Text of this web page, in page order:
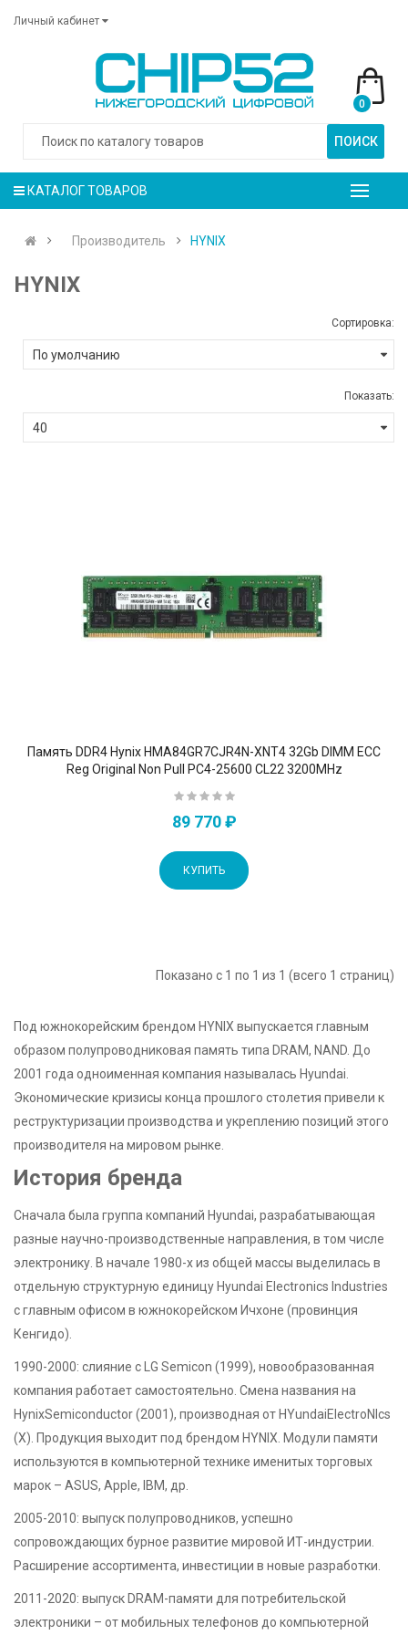
Личный кабинет
ПОИСК
0
КАТАЛОГ ТОВАРОВ
Производитель HYNIX
HYNIX
Сортировка:
Показать:
Память DDR4 Hynix HMA84GR7CJR4N-XNT4 32Gb DIMM ECC
Reg Original Non Pull PC4-25600 CL22 3200MHz
89 770 ₽
КУПИТЬ
Показано с 1 по 1 из 1 (всего 1 страниц)
Под южнокорейским брендом HYNIX выпускается главным
образом полупроводниковая память типа DRAM, NAND. До
2001 года одноименная компания называлась Hyundai.
Экономические кризисы конца прошлого столетия привели к
реструктуризации производства и укреплению позиций этого
производителя на мировом рынке.
История бренда
Сначала была группа компаний Hyundai, разрабатывающая
разные научно-производственные направления, в том числе
электронику. В начале 1980-х из общей массы выделилась в
отдельную структурную единицу Hyundai Electronics Industries
с главным офисом в южнокорейском Ичхоне (провинция
Кенгидо).
1990-2000: слияние с LG Semicon (1999), новообразованная
компания работает самостоятельно. Смена названия на
HynixSemiconductor (2001), производная от HYundaiElectroNIcs
(Х). Продукция выходит под брендом HYNIX. Модули памяти
используются в компьютерной технике именитых торговых
марок – ASUS, Apple, IBM, др.
2005-2010: выпуск полупроводников, успешно
сопровождающих бурное развитие мировой ИТ-индустрии.
Расширение ассортимента, инвестиции в новые разработки.
2011-2020: выпуск DRAM-памяти для потребительской
электроники – от мобильных телефонов до компьютерной